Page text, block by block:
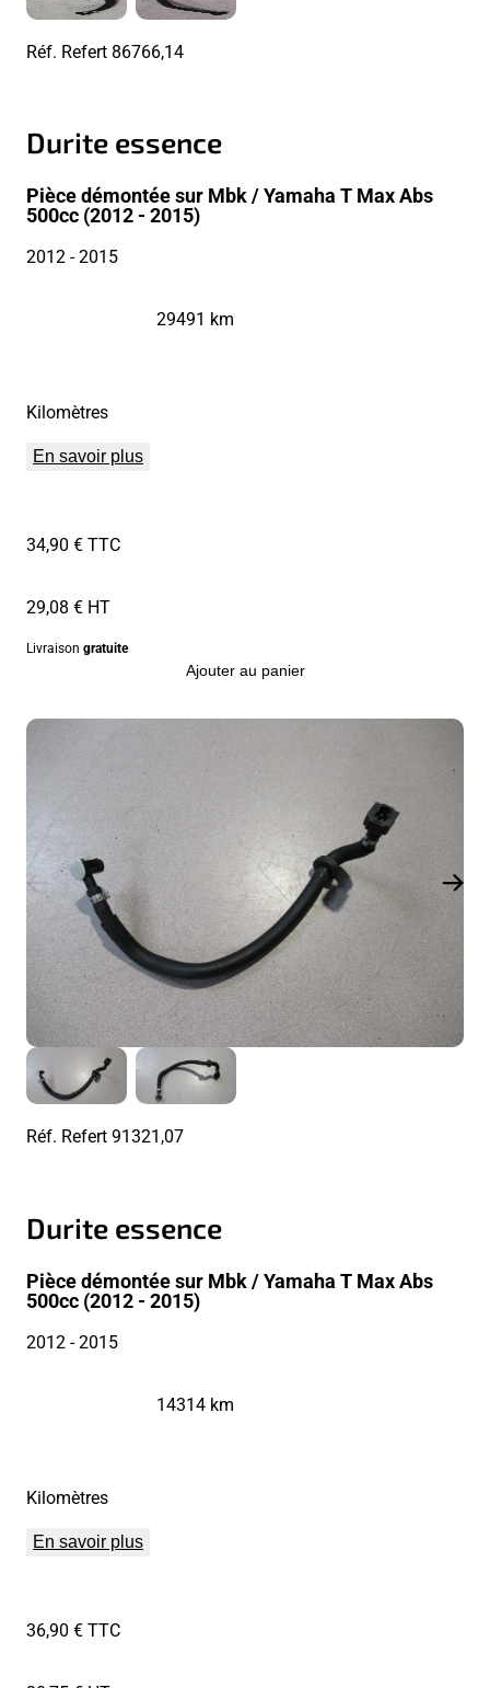
Réf. Refert 86766,14
Durite essence
Pièce démontée sur Mbk / Yamaha T Max Abs
500cc (2012 - 2015)
2012- 2015
Kilomètres
29491 km
En savoir plus
34,90 € TTC
29,08 € HT
Livraison gratuite
Ajouter au panier
Réf. Refert91321,07
Durite essence
Pièce démontée sur Mbk / Yamaha T Max Abs
500cc (2012 - 2015)
2012 - 2015
Kilomètres
14314 km
En savoir plus
36,90 € TTC